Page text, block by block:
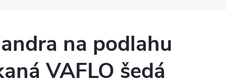
na podlahu
VAFLO šedá